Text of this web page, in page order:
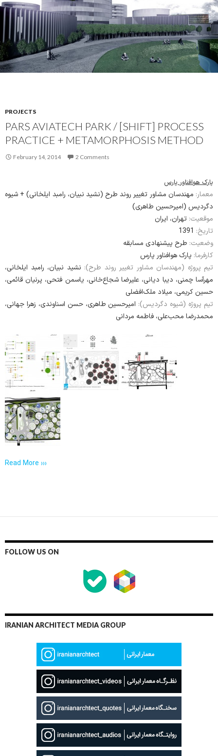
PROJECTS
PARS AVIATECH PARK / [SHIFT] PROCESS
PRACTICE + METAMORPHOSIS METHOD
February 14, 2014 2 Comments
پارک هوافناور پارس
معمار: مهندسان مشاور تغییر روند طرح (نشید نبیان، رامبد ایلخانی) + شیوه
دگردیس (امیرحسین طاهری)
موقعیت: تهران، ایران
تاریخ:
وضعیت: طرح پیشنهادی مسابقه
کارفرما: پارک هوافناور پارس
تیم پروژه (مهندسان مشاور تغییر روند طرح): نشید نبیان، رامبد ایلخانی،
مهرآسا چمنی، دیبا دیانی، علیرضا شجاع‌خانی، یاسمن فتحی، پرنیان قائمی،
حسین کریمی، میلاد ملک‌افضلی
تیم پروژه (شیوه دگردیس): امیرحسین طاهری، حسن اسناوندی، زهرا جهانی،
محمدرضا محب‌علی، فاطمه مردانی
Read More ›››
FOLLOW US ON
IRANIAN ARCHITECT MEDIA GROUP